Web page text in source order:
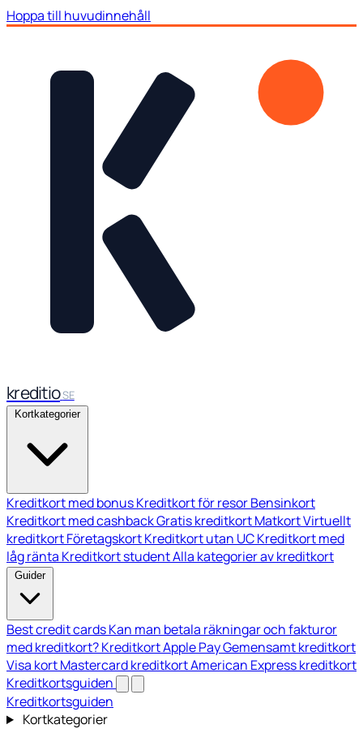
Hoppa till huvudinnehåll
kreditioSE
Kortkategorier
Kreditkort med bonusKreditkort för resorBensinkort
Kreditkort med cashbackGratis kreditkortMatkortVirtuellt
kreditkortFöretagskortKreditkort utan UCKreditkort med
låg ränta Kreditkort studentAlla kategorier av kreditkort
Guider
Best credit cardsKan man betala räkningar och fakturor
med kreditkort?Kreditkort Apple PayGemensamt kreditkort
Visa kortMastercard kreditkortAmerican Express kreditkort
Kreditkortsguiden
Kreditkortsguiden
Kortkategorier